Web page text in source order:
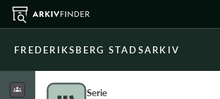
FREDERIKSBERG STADSARKIV
Serie